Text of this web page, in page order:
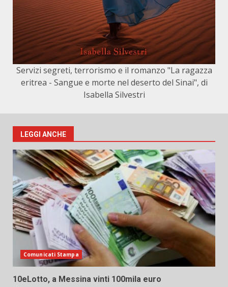
Servizi segreti, terrorismo e il romanzo "La ragazza
eritrea - Sangue e morte nel deserto del Sinai", di
Isabella Silvestri
LEGGI ANCHE
Comunicati Stampa
10eLotto, a Messina vinti 100mila euro